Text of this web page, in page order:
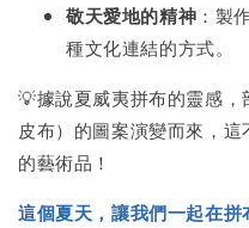
敬天愛地的精神 ：製
種文化連結的方式。
💡據說夏威夷拼布的靈感
皮布）的圖案演變而來，
的藝術品！
這個夏天，讓我們一起在